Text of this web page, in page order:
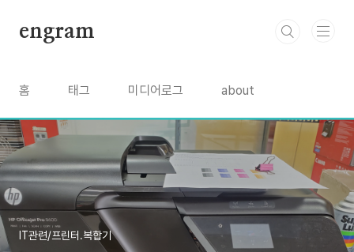
engram
홈 태그 미디어로그 about
IT관련/프린터.복합기